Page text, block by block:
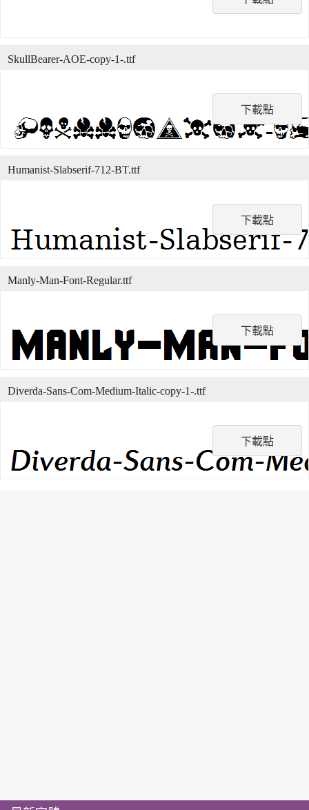
下載點
SkullBearer-AOE-copy-1-.ttf
下載點
Humanist-Slabserif-712-BT.ttf
下載點
Manly-Man-Font-Regular.ttf
下載點
Diverda-Sans-Com-Medium-Italic-copy-1-.ttf